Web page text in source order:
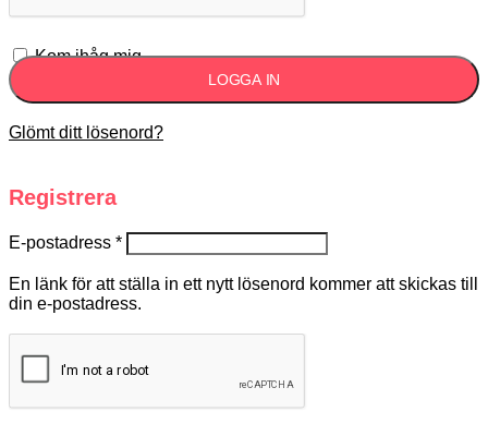
Kom ihåg mig
LOGGA IN
Glömt ditt lösenord?
Registrera
E-postadress *
En länk för att ställa in ett nytt lösenord kommer att skickas till
din e-postadress.